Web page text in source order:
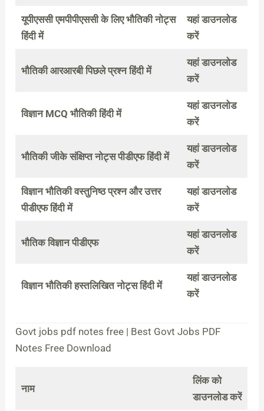
यूपीएससी एमपीपीएससी के लिए भौतिकी नोट्स
हिंदी में
यहां डाउनलोड
करें
भौतिकी आरआरबी पिछले प्रश्न हिंदी में
यहां डाउनलोड
करें
विज्ञान MCQ भौतिकी हिंदी में
यहां डाउनलोड
करें
भौतिकी जीके संक्षिप्त नोट्स पीडीएफ हिंदी में
यहां डाउनलोड
करें
विज्ञान भौतिकी वस्तुनिष्ठ प्रश्न और उत्तर
पीडीएफ हिंदी में
यहां डाउनलोड
करें
भौतिक विज्ञान पीडीएफ
यहां डाउनलोड
करें
विज्ञान भौतिकी हस्तलिखित नोट्स हिंदी में
यहां डाउनलोड
करें
Govt jobs pdf notes free | Best Govt Jobs PDF
Notes Free Download
नाम
लिंक को
डाउनलोड करें